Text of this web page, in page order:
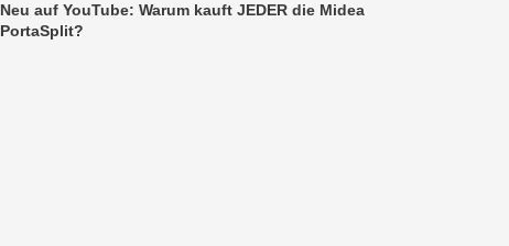
Neu auf YouTube: Warum kauft JEDER die Midea
PortaSplit?